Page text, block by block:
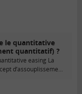
le quantitative
quantitatif) ?
easing La
d’assouplissement